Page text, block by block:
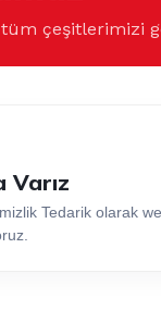
çeşitlerimizi
Varız
Tedarik olarak